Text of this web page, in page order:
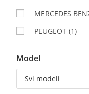
MERCEDES
PEUGEOT (1)
Model